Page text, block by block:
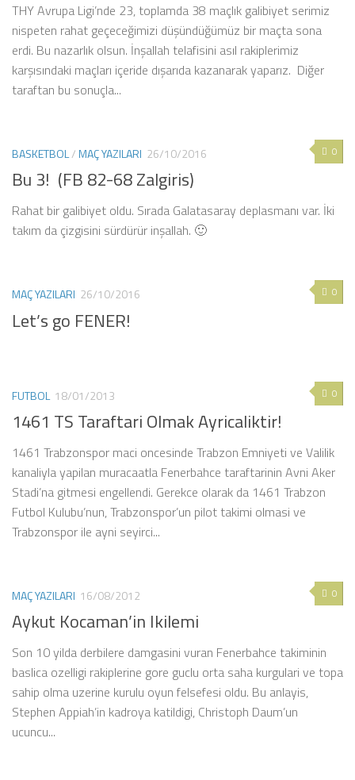
THY Avrupa Ligi’nde 23, toplamda 38 maçlık galibiyet serimiz
nispeten rahat geçeceğimizi düşündüğümüz bir maçta sona
erdi. Bu nazarlık olsun. İnşallah telafisini asıl rakiplerimiz
karşısındaki maçları içeride dışarıda kazanarak yaparız. Diğer
taraftan bu sonuçla...
0
BASKETBOL/MAÇ YAZILARI 26/10/2016
Bu 3! (FB 82-68 Zalgiris)
Rahat bir galibiyet oldu. Sırada Galatasaray deplasmanı var. İki
takım da çizgisini sürdürür inşallah. 🙂
0
MAÇ YAZILARI 26/10/2016
Let’s go FENER!
0
FUTBOL 18/01/2013
1461 TS Taraftari Olmak Ayricaliktir!
1461 Trabzonspor maci oncesinde Trabzon Emniyeti ve Valilik
kanaliyla yapilan muracaatla Fenerbahce taraftarinin Avni Aker
Stadi’na gitmesi engellendi. Gerekce olarak da 1461 Trabzon
Futbol Kulubu’nun, Trabzonspor’un pilot takimi olmasi ve
Trabzonspor ile ayni seyirci...
0
MAÇ YAZILARI 16/08/2012
Aykut Kocaman’in Ikilemi
Son 10 yilda derbilere damgasini vuran Fenerbahce takiminin
baslica ozelligi rakiplerine gore guclu orta saha kurgulari ve topa
sahip olma uzerine kurulu oyun felsefesi oldu. Bu anlayis,
Stephen Appiah’in kadroya katildigi, Christoph Daum’un
ucuncu...